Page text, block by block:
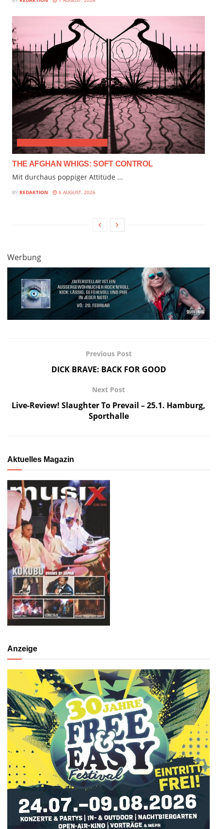
THE AFGHAN WHIGS: SOFT CONTROL
Mit durchaus poppiger Attitüde ...
BY REDAKTION 6 AUGUST, 2026
Werbung
Previous Post
DICK BRAVE: BACK FOR GOOD
Next Post
Live-Review! Slaughter To Prevail – 25.1. Hamburg,
Sporthalle
Aktuelles Magazin
Anzeige